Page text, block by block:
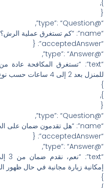
},
{
“@type”: “Question”,
“name”: “كم تستغرق عملية الرش؟ ومتى يمكن العودة للمنزل؟”,
“acceptedAnswer”: {
“@type”: “Answer”,
للمنزل بعد 2 إلى 4 ساعات حسب نوع المادة المستخدمة.”
}
},
{
“@type”: “Question”,
“name”: “هل تقدمون ضمان على الخدمة؟”,
“acceptedAnswer”: {
“@type”: “Answer”,
إمكانية زيارة مجانية في حال ظهور
}